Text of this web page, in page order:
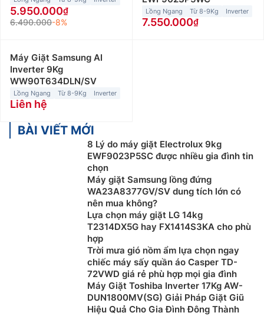
5.950.000
6.490.000-8%
Lồng Ngang Từ 8-9Kg Inverter
7.550.000
Máy Giặt Samsung AI
Inverter 9Kg
WW90T634DLN/SV
Lồng Ngang Từ 8-9Kg Inverter
Liên hệ
BÀI VIẾT MỚI
8 Lý do máy giặt Electrolux 9kg
EWF9023P5SC được nhiều gia đình tin
chọn
Máy giặt Samsung lồng đứng
WA23A8377GV/SV dung tích lớn có
nên mua không?
Lựa chọn máy giặt LG 14kg
T2314DX5G hay FX1414S3KA cho phù
hợp
Trời mưa gió nồm ẩm lựa chọn ngay
chiếc máy sấy quần áo Casper TD-
72VWD giá rẻ phù hợp mọi gia đình
Máy Giặt Toshiba Inverter 17Kg AW-
DUN1800MV(SG) Giải Pháp Giặt Giũ
Hiệu Quả Cho Gia Đình Đông Thành